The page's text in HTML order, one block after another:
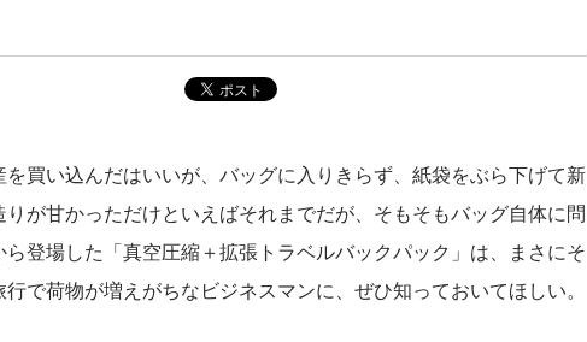
買い込んだはいいが、バッグに入りきらず、紙袋をぶら下げて新
が甘かっただけといえばそれまでだが、そもそもバッグ自体に問
登場した「真空圧縮＋拡張トラベルバックパック」は、まさにそ
で荷物が増えがちなビジネスマンに、ぜひ知っておいてほしい。